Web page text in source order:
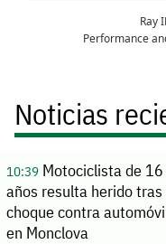
Noticias
10:39Motociclista de 16
años resulta herido tras
choque contra
en Monclova